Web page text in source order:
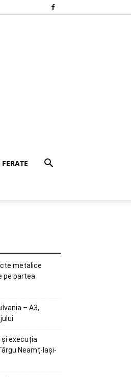
metalice
pe partea
– A3,
execuția
Neamț-Iași-